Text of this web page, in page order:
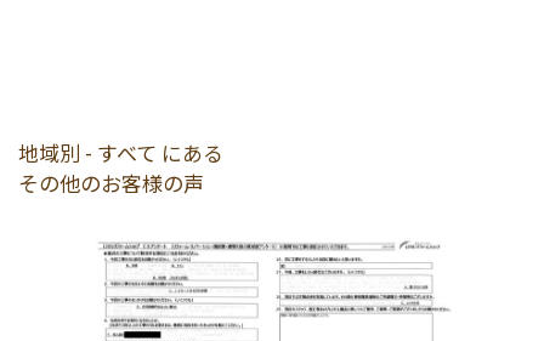
地域別 - すべて にある
その他のお客様の声